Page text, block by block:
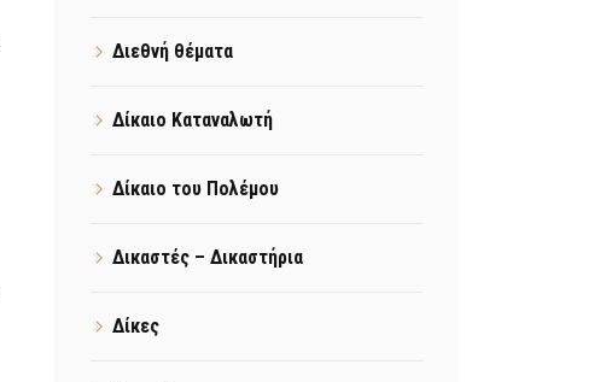
Διεθνή θέματα
Δίκαιο Καταναλωτή
Δίκαιο του Πολέμου
Δικαστές – Δικαστήρια
Δίκες